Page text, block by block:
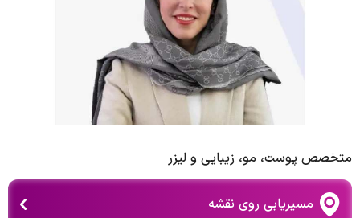
متخصص پوست، مو، زیبایی و لیزر
مسیریابی روی نقشه